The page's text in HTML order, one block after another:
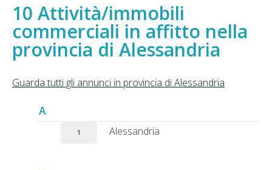
Attività/immobili
commerciali in affitto nella
provincia di Alessandria
Guarda tutti gli annunci in provincia di Alessandria
A
1 Alessandria